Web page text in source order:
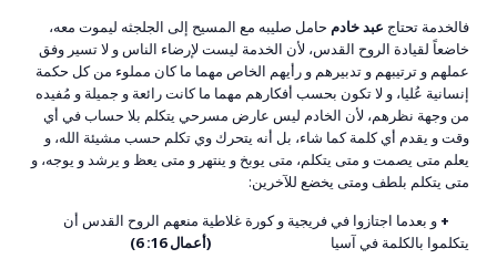
فالخدمة تحتاج عبد خادم حامل صليبه مع المسيح إلى الجلجثه ليموت معه،
خاضعاً لقيادة الروح القدس، لأن الخدمة ليست لإرضاء الناس و لا تسير وفق
عملهم و ترتيبهم و تدبيرهم و رأيهم الخاص مهما ما كان مملوء من كل حكمة
إنسانية عُليا، و لا تكون بحسب أفكارهم مهما ما كانت رائعة و جميلة و مُفيده
من وجهة نظرهم، لأن الخادم ليس عارض مسرحي يتكلم بلا حساب في أي
وقت و يقدم أي كلمة كما شاء، بل أنه يتحرك وي تكلم حسب مشيئة الله، و
يعلم متى يصمت و متى يتكلم، متى يوبخ و ينتهر و متى يعظ و يرشد و يوجه، و
متى يتكلم بلطف ومتى يخضع للآخرين:
+ و بعدما اجتازوا في فريجية و كورة غلاطية منعهم الروح القدس أن
يتكلموا بالكلمة في آسيا (أعمال 16: 6)